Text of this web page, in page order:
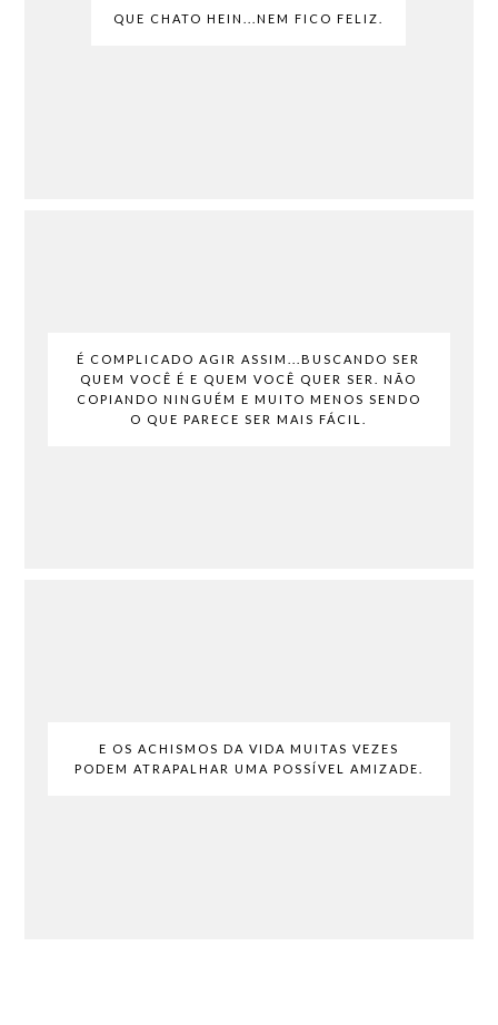
QUE CHATO HEIN...NEM FICO FELIZ.
É COMPLICADO AGIR ASSIM...BUSCANDO SER
QUEM VOCÊ É E QUEM VOCÊ QUER SER. NÃO
COPIANDO NINGUÉM E MUITO MENOS SENDO
O QUE PARECE SER MAIS FÁCIL.
E OS ACHISMOS DA VIDA MUITAS VEZES
PODEM ATRAPALHAR UMA POSSÍVEL AMIZADE.